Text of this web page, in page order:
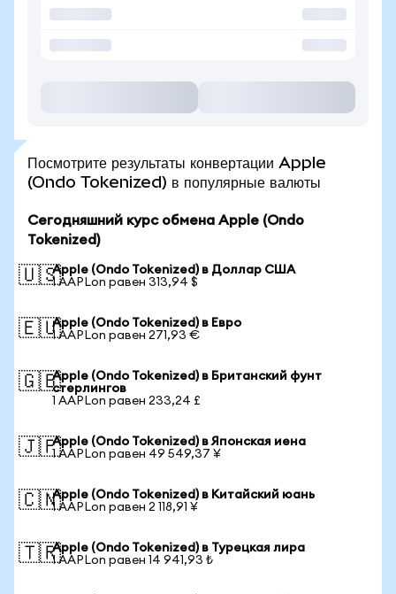
Посмотрите результаты конвертации Apple
(Ondo Tokenized) в популярные валюты
Сегодняшний курс обмена Apple (Ondo
Tokenized)
🇺🇸Apple (Ondo Tokenized) в Доллар США
1 AAPLon равен 313,94 $
🇪🇺Apple (Ondo Tokenized) в Евро
1 AAPLon равен 271,93 €
🇬🇧Apple (Ondo Tokenized) в Британский фунт
стерлингов
1 AAPLon равен 233,24 £
🇯🇵Apple (Ondo Tokenized) в Японская иена
1 AAPLon равен 49 549,37 ¥
🇨🇳Apple (Ondo Tokenized) в Китайский юань
1 AAPLon равен 2 118,91 ¥
🇹🇷Apple (Ondo Tokenized) в Турецкая лира
1 AAPLon равен 14 941,93 ₺